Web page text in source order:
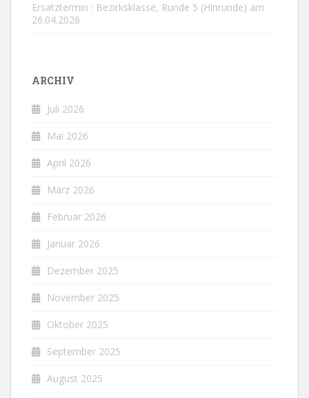
Ersatztermin : Bezirksklasse, Runde 5 (Hinrunde) am
26.04.2026
ARCHIV
Juli 2026
Mai 2026
April 2026
März 2026
Februar 2026
Januar 2026
Dezember 2025
November 2025
Oktober 2025
September 2025
August 2025